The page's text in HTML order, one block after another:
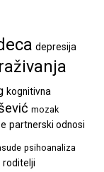
depresija
kognitivna
mozak
partnerski odnosi
psihoanaliza
roditelji